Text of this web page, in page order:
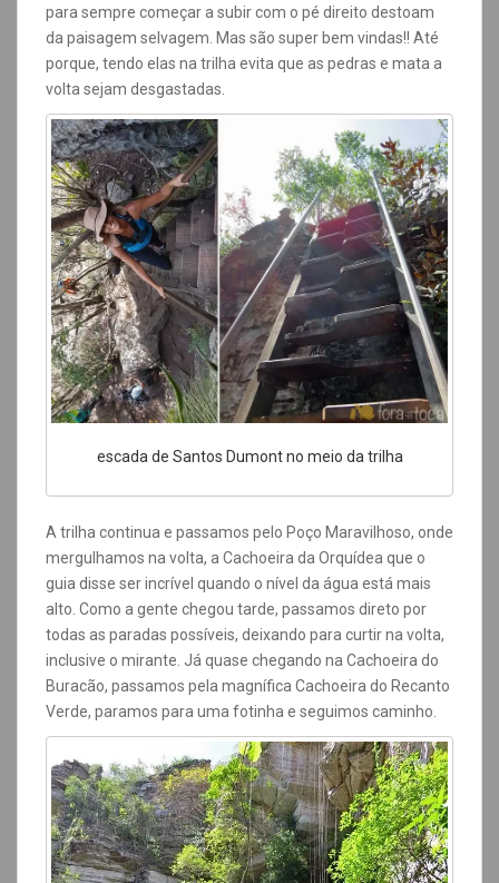
para sempre começar a subir com o pé direito destoam
da paisagem selvagem. Mas são super bem vindas!! Até
porque, tendo elas na trilha evita que as pedras e mata a
volta sejam desgastadas.
escada de Santos Dumont no meio da trilha
A trilha continua e passamos pelo Poço Maravilhoso, onde
mergulhamos na volta, a Cachoeira da Orquídea que o
guia disse ser incrível quando o nível da água está mais
alto. Como a gente chegou tarde, passamos direto por
todas as paradas possíveis, deixando para curtir na volta,
inclusive o mirante. Já quase chegando na Cachoeira do
Buracão, passamos pela magnífica Cachoeira do Recanto
Verde, paramos para uma fotinha e seguimos caminho.